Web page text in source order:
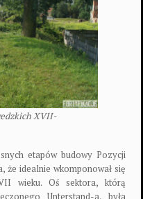
XVII-
etapów budowy Pozycji
że idealnie wkomponował się
wieku. Oś sektora, którą
Unterstand-a, była